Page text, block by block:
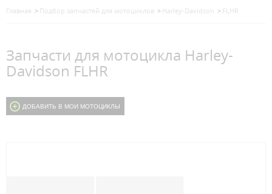
Главная Подбор запчастей для мотоциклов Harley-Davidson FLHR
Запчасти для мотоцикла Harley-
Davidson FLHR
ДОБАВИТЬ В МОИ МОТОЦИКЛЫ